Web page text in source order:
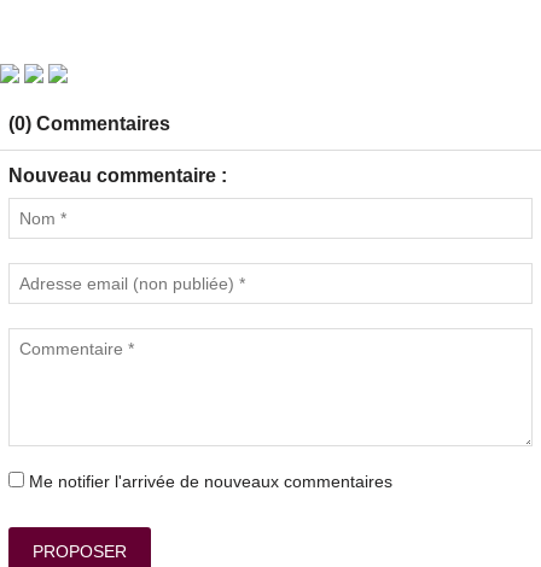
(0) Commentaires
Nouveau commentaire :
Me notifier l'arrivée de nouveaux commentaires
PROPOSER